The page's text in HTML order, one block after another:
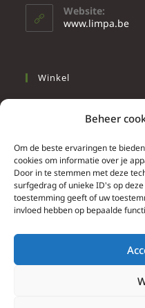
Beheer
Om de beste ervaringen te
cookies om informatie over je
Door in te stemmen met deze
surfgedrag of unieke ID's op
toestemming geeft of uw
invloed hebben op bepaalde
Website:
www.limpa.be
Winkel
Wonen
Info
Contacteer ons